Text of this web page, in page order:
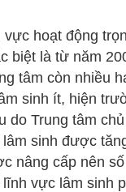
hoạt động
biệt là từ năm
tâm còn nhiều
sinh ít, hiện
do Trung tâm
sinh được
nâng cấp nên
vực lâm sinh